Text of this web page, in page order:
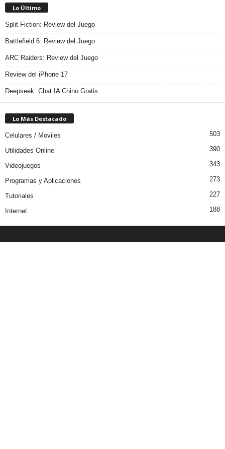
Lo Último
Split Fiction: Review del Juego
Battlefield 6: Review del Juego
ARC Raiders: Review del Juego
Review del iPhone 17
Deepseek: Chat IA Chino Gratis
Lo Más Destacado
Celulares / Moviles 503
Utilidades Online 390
Videojuegos 343
Programas y Aplicaciones 273
Tutoriales 227
Internet 188